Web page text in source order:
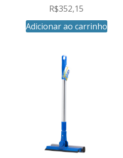
R$352,15
Adicionar ao carrinho